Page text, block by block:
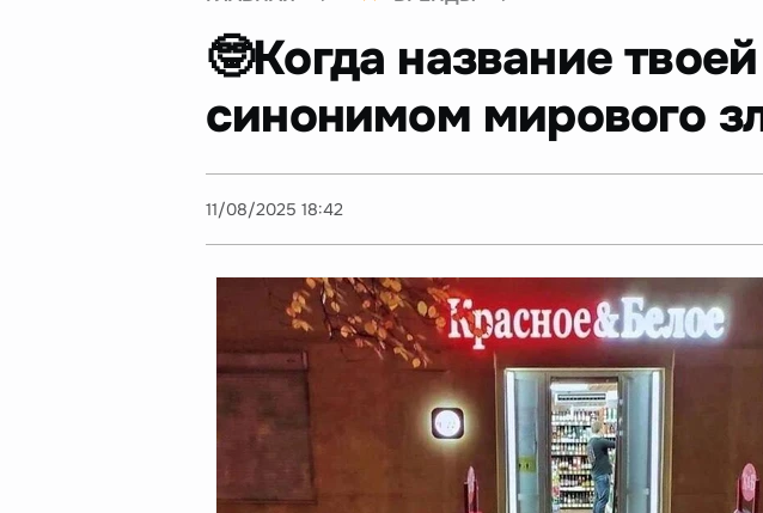
🤓Когда название
синонимом мирового
11/08/2025 18:42